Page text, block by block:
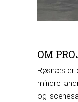
OM
Røsnæs er
mindre
og